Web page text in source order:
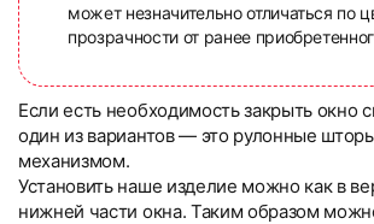
может незначительно отличаться по
прозрачности от ранее
Если есть необходимость закрыть окно
один из вариантов — это рулонные
механизмом.
Установить наше изделие можно как в
нижней части окна. Таким образом